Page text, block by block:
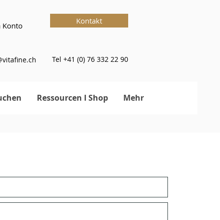
Konto Kontakt
Tel +41 (0) 76 332 22 90
Ressourcen I Shop Mehr